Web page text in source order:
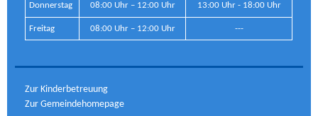
Donnerstag 08:00 Uhr – 12:00 Uhr 13:00 Uhr - 18:00 Uhr
Freitag 08:00 Uhr – 12:00 Uhr ---
Zur Kinderbetreuung
Zur Gemeindehomepage